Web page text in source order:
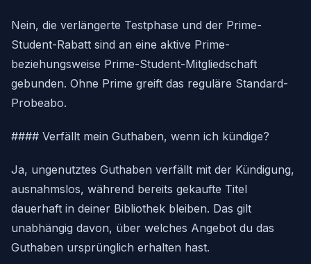
Nein, die verlängerte Testphase und der Prime-
Student-Rabatt sind an eine aktive Prime-
beziehungsweise Prime-Student-Mitgliedschaft
gebunden. Ohne Prime greift das reguläre Standard-
Probeabo.
#### Verfällt mein Guthaben, wenn ich kündige?
Ja, ungenutztes Guthaben verfällt mit der Kündigung,
ausnahmslos, während bereits gekaufte Titel
dauerhaft in deiner Bibliothek bleiben. Das gilt
unabhängig davon, über welches Angebot du das
Guthaben ursprünglich erhalten hast.